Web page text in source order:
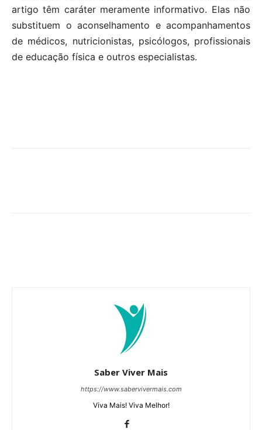
artigo têm caráter meramente informativo. Elas não
substituem o aconselhamento e acompanhamentos
de médicos, nutricionistas, psicólogos, profissionais
de educação física e outros especialistas.
Saber Viver Mais
https://www.sabervivermais.com
Viva Mais! Viva Melhor!